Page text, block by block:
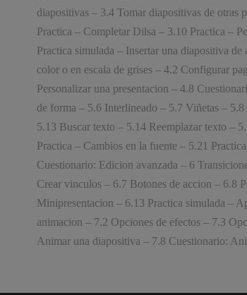
diapositivas – 3.4 Tomar diapositivas de otras
Practica – Completar Dilsa – 3.10 Practica –
Practica simulada – Insertar una diapositiva
color o en escala de grises – 4.2 Configurar
Personalizar una presentacion – 4.8
de forma – 5.6 Interlineado – 5.7 Viñetas –
5.13 Buscar texto – 5.14 Reemplazar texto –
Practica – Cambios en la fuente – 5.21
Cuestionario: Edicion avanzada – 6
Crear vinculos – 6.7 Botones de accion – 6.8
Minipresentacion – 6.13 Practica simulada –
animacion – 7.2 Opciones de efectos – 7.3
Animar una diapositiva – 7.8 Cuestionario: